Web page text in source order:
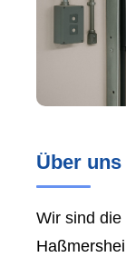
Über uns
Wir sind